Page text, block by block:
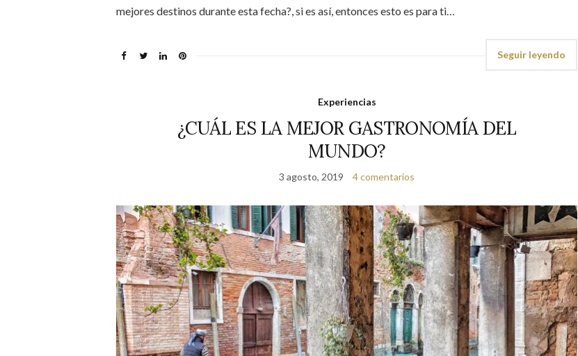
mejores destinos durante esta fecha?, si es así, entonces esto es para ti…
Seguir leyendo
Experiencias
¿CUÁL ES LA MEJOR GASTRONOMÍA DEL
MUNDO?
3 agosto, 2019 4 comentarios